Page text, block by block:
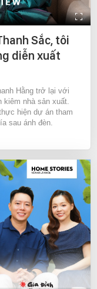
Sắc, tôi
diễn xuất
Hằng trở lại với
kiêm nhà sản xuất.
hiện dự án tham
sau ánh đèn.